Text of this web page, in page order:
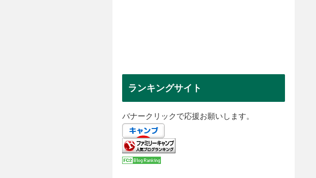
ランキングサイト
バナークリックで応援お願いします。